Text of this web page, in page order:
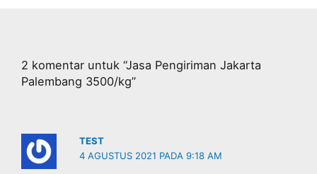
2 komentar untuk “Jasa Pengiriman Jakarta
Palembang 3500/kg”
TEST
4 AGUSTUS 2021 PADA 9:18 AM